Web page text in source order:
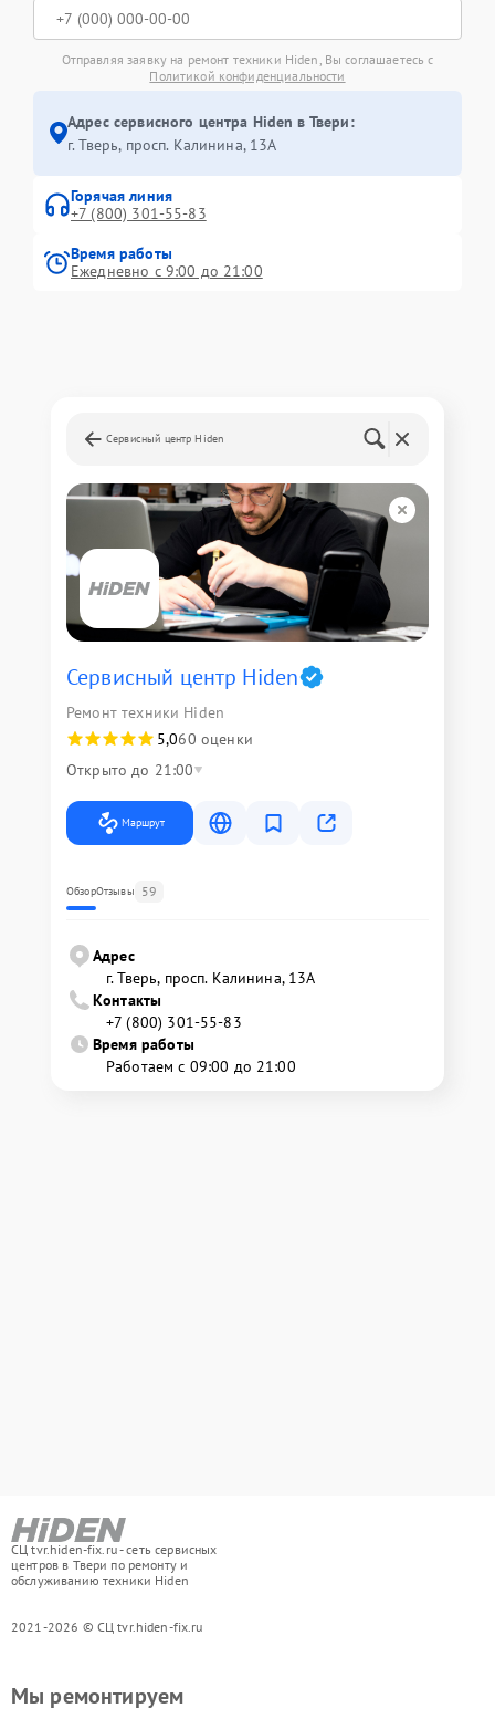
Отправляя заявку на ремонт техники Hiden, Вы соглашаетесь с
Политикой конфиденциальности
Адрес сервисного центра Hiden в Твери:
г. Тверь, просп. Калинина, 13А
Горячая линия
+7 (800) 301-55-83
Время работы
Ежедневно с 9:00 до 21:00
Сервисный центр Hiden
Сервисный центр Hiden
Ремонт техники Hiden
5,060 оценки
Открыто до 21:00
Маршрут
ОбзорОтзывы 59
Адрес
г. Тверь, просп. Калинина, 13А
Контакты
+7 (800) 301-55-83
Время работы
Работаем с 09:00 до 21:00
СЦ tvr.hiden-fix.ru - сеть сервисных
центров в Твери по ремонту и
обслуживанию техники Hiden
2021-2026 © СЦ tvr.hiden-fix.ru
Мы ремонтируем